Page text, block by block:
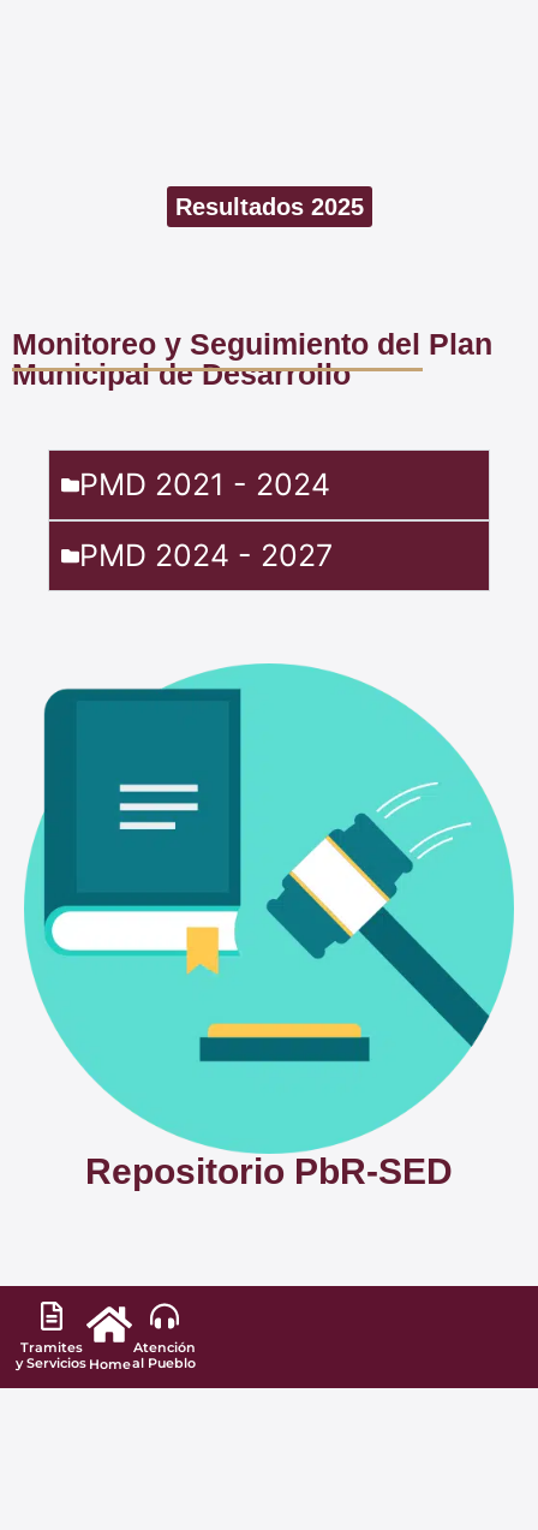
Resultados 2025
Monitoreo y Seguimiento del Plan
Municipal de Desarrollo
PMD 2021 - 2024
PMD 2024 - 2027
Repositorio PbR-SED
Tramites
y Servicios Home
Atención
al Pueblo